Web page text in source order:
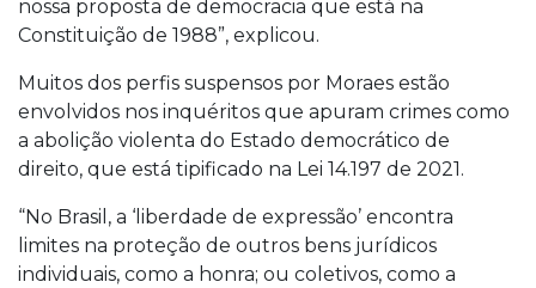
nossa proposta de democracia que está na
Constituição de 1988”, explicou.
Muitos dos perfis suspensos por Moraes estão
envolvidos nos inquéritos que apuram crimes como
a abolição violenta do Estado democrático de
direito, que está tipificado na Lei 14.197 de 2021.
“No Brasil, a ‘liberdade de expressão’ encontra
limites na proteção de outros bens jurídicos
individuais, como a honra; ou coletivos, como a